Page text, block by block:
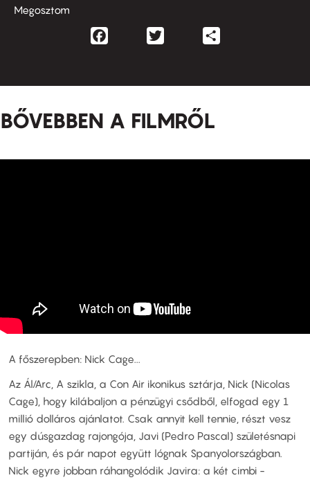
Megosztom
Facebook
BŐVEBBEN A FILMRŐL
A főszerepben: Nick Cage...
Az Ál/Arc, A szikla, a Con Air ikonikus sztárja, Nick (Nicolas
Cage), hogy kilábaljon a pénzügyi csődből, elfogad egy 1
millió dolláros ajánlatot. Csak annyit kell tennie, részt vesz
egy dúsgazdag rajongója, Javi (Pedro Pascal) születésnapi
partiján, és pár napot együtt lógnak Spanyolországban.
Nick egyre jobban ráhangolódik Javira: a két cimbi -